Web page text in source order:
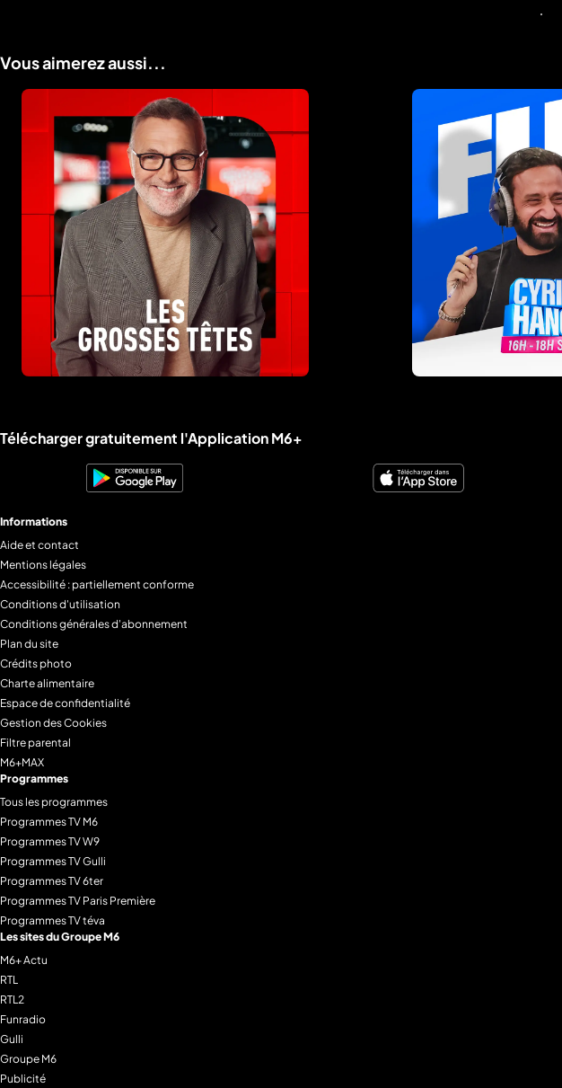
Vous aimerez aussi...
Liens utiles M6+.
Télécharger gratuitement l'Application M6+
Informations
Aide et contact
Mentions légales
Accessibilité : partiellement conforme
Conditions d'utilisation
Conditions générales d'abonnement
Plan du site
Crédits photo
Charte alimentaire
Espace de confidentialité
Gestion des Cookies
Filtre parental
M6+MAX
Programmes
Tous les programmes
Programmes TV M6
Programmes TV W9
Programmes TV Gulli
Programmes TV 6ter
Programmes TV Paris Première
Programmes TV téva
Les sites du Groupe M6
M6+ Actu
RTL
RTL2
Funradio
Gulli
Groupe M6
Publicité